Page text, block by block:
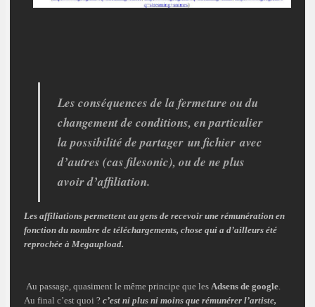
Les conséquences de la fermeture ou du
changement de conditions, en particulier
la possibilité de partager un fichieravec
d’autres (cas filesonic), ou de ne plus
avoir d’affiliation.
Les affiliations permettent au gens de recevoir une rémunération en
fonction du nombre de téléchargements, chose qui a d’ailleurs été
reprochée à Megaupload.
Au passage, quasiment le même principe que les Adsens de google.
Au final c’est quoi ? c’est ni plus ni moins que rémunérer l’artiste,